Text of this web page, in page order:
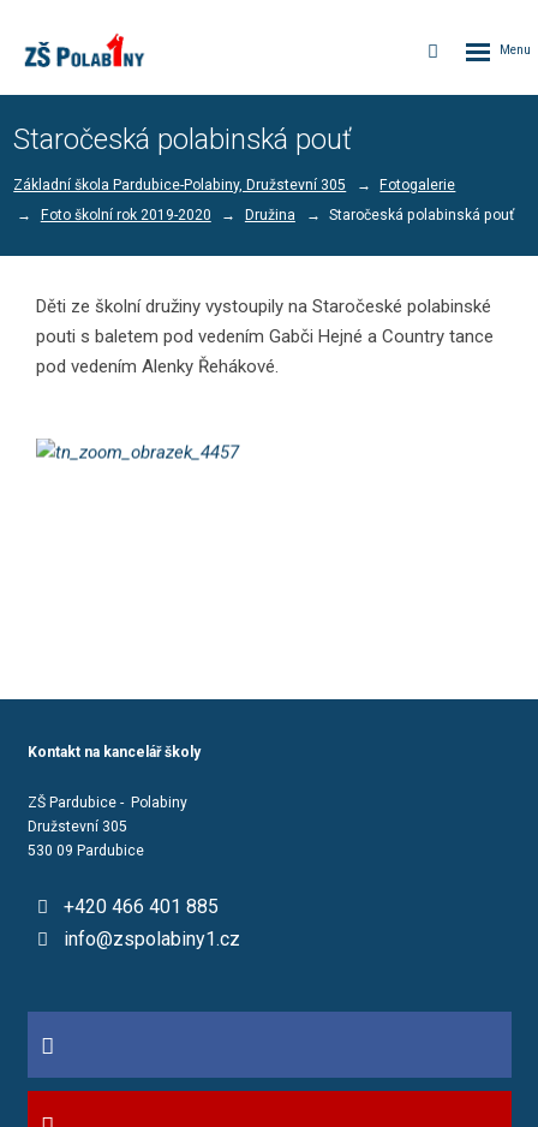
Vyhledávání
Staročeská polabinská pouť
Základní škola Pardubice-Polabiny, Družstevní 305
Fotogalerie
Foto školní rok 2019-2020
Družina Staročeská polabinská pouť
Děti ze školní družiny vystoupily na Staročeské polabinské
pouti s baletem pod vedením Gabči Hejné a Country tance
pod vedením Alenky Řehákové.
Kontakt na kancelář školy
ZŠ Pardubice - Polabiny
Družstevní 305
530 09 Pardubice
+420 466 401 885
info@zspolabiny1.cz